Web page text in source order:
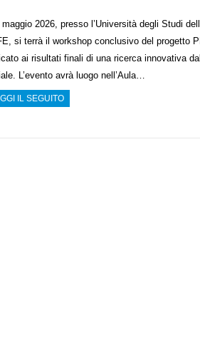
maggio 2026, presso l’Università degli Studi
si terrà il workshop conclusivo del progetto
ai risultati finali di una ricerca innovativa
L’evento avrà luogo nell’Aula…
IL SEGUITO